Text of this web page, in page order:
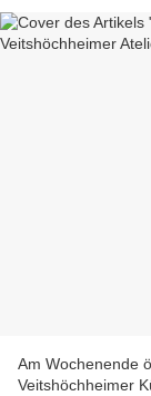
Am Wochenende
Veitshöchheimer